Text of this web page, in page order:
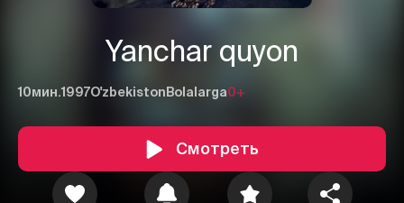
Yanchar quyon
10мин.1997O'zbekiston Bolalarga0+
Смотреть
1 2 3
Отменить Авторизоваться